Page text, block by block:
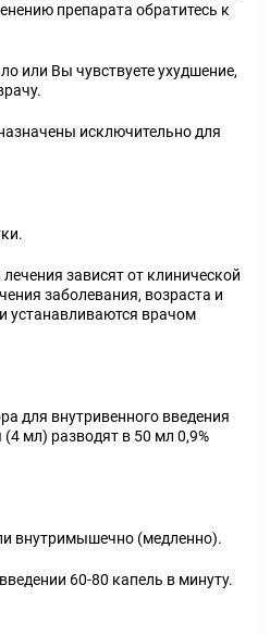
препарата обратитесь к
или Вы чувствуете ухудшение,
исключительно для
зависят от клинической
заболевания, возраста и
устанавливаются врачом
для внутривенного введения
мл) разводят в 50 мл 0,9%
внутримышечно (медленно).
60-80 капель в минуту.